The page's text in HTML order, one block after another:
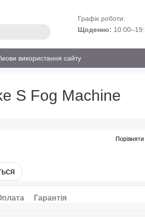
Графік роботи:
Щоденно:
використання сайту
S Fog Machine
Порівняти
Гарантія